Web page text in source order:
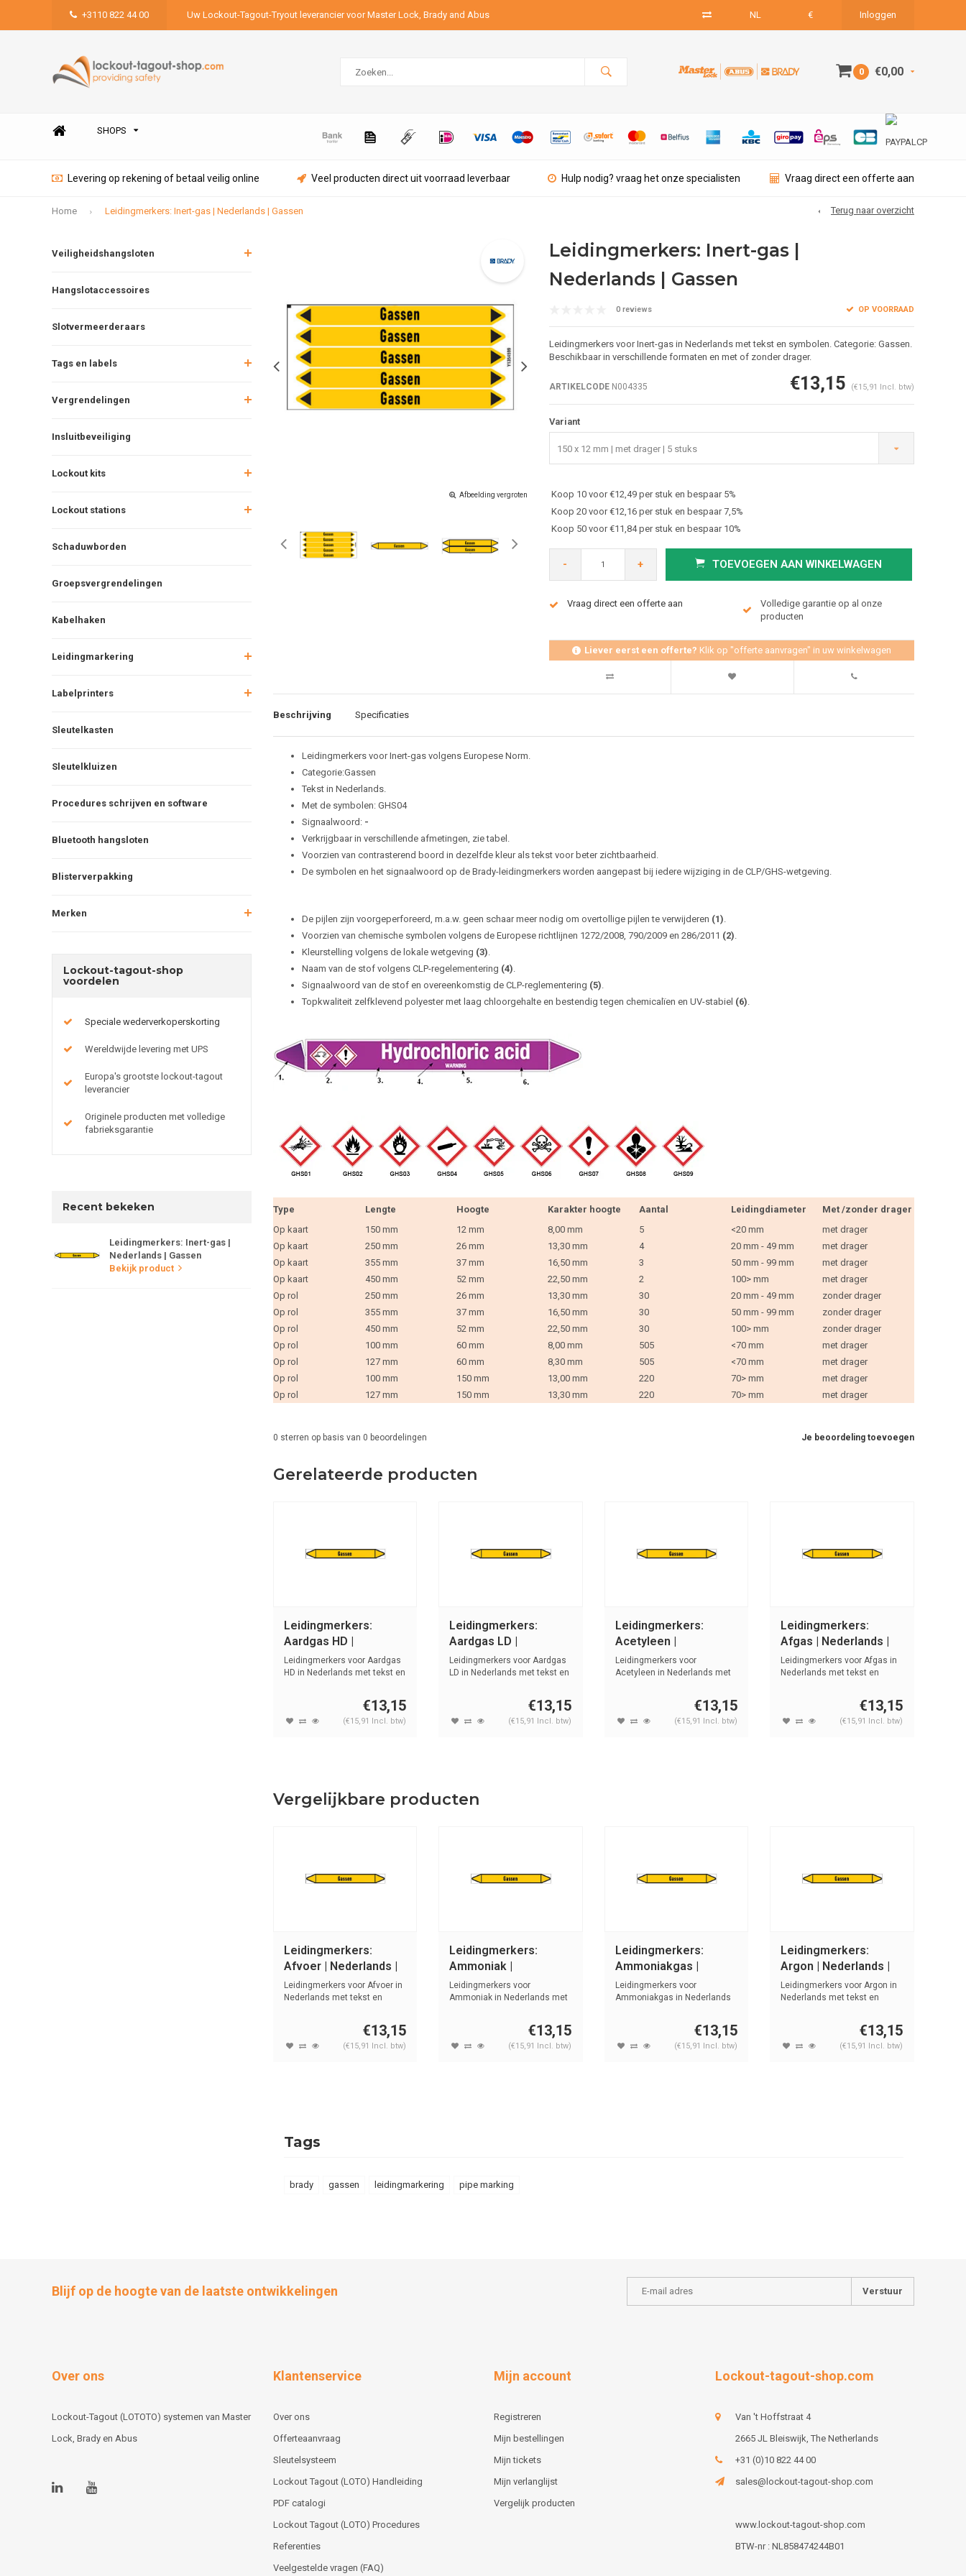
+3110 822 44 00 Uw Lockout-Tagout-Tryout leverancier voor Master Lock, Brady and Abus NL € Inloggen
0 €0,00
SHOPS
Levering op rekening of betaal veilig online Veel producten direct uit voorraad leverbaar Hulp nodig? vraag het onze specialisten Vraag direct een offerte aan
Home Leidingmerkers: Inert-gas | Nederlands | Gassen Terug naar overzicht
Veiligheidshangsloten
Hangslotaccessoires
Slotvermeerderaars
Tags en labels
Vergrendelingen
Insluitbeveiliging
Lockout kits
Lockout stations
Schaduwborden
Groepsvergrendelingen
Kabelhaken
Leidingmarkering
Labelprinters
Sleutelkasten
Sleutelkluizen
Procedures schrijven en software
Bluetooth hangsloten
Blisterverpakking
Merken
Lockout-tagout-shop
voordelen
Speciale wederverkoperskorting
Wereldwijde levering met UPS
Europa's grootste lockout-tagout
leverancier
Originele producten met volledige
fabrieksgarantie
Recent bekeken
Leidingmerkers: Inert-gas |
Nederlands | Gassen
Bekijk product
Afbeelding vergroten Afbeelding vergroten
Leidingmerkers: Inert-gas |
Nederlands | Gassen
0 reviews OP VOORRAAD
Leidingmerkers voor Inert-gas in Nederlands met tekst en symbolen. Categorie: Gassen.
Beschikbaar in verschillende formaten en met of zonder drager.
ARTIKELCODEN004335 €13,15 (€15,91 Incl. btw)
Variant
150 x 12 mm | met drager | 5 stuks
Koop 10 voor €12,49 per stuk en bespaar 5%
Koop 20 voor €12,16 per stuk en bespaar 7,5%
Koop 50 voor €11,84 per stuk en bespaar 10%
- + TOEVOEGEN AAN WINKELWAGEN
Vraag direct een offerte aan
Volledige garantie op al onze
producten
Liever eerst een offerte? Klik op "offerte aanvragen" in uw winkelwagen
Beschrijving Specificaties
Leidingmerkers voor Inert-gas volgens Europese Norm.
Categorie:Gassen
Tekst in Nederlands.
Met de symbolen: GHS04
Signaalwoord:-
Verkrijgbaar in verschillende afmetingen, zie tabel.
Voorzien van contrasterend boord in dezelfde kleur als tekst voor beter zichtbaarheid.
De symbolen en het signaalwoord op de Brady-leidingmerkers worden aangepast bij iedere wijziging in de CLP/GHS-wetgeving.
De pijlen zijn voorgeperforeerd, m.a.w. geen schaar meer nodig om overtollige pijlen te verwijderen (1)
Voorzien van chemische symbolen volgens de Europese richtlijnen 1272/2008, 790/2009 en 286/2011 (2)
Kleurstelling volgens de lokale wetgeving (3)
Naam van de stof volgens CLP-regelementering (4)
Signaalwoord van de stof en overeenkomstig de CLP-reglementering (5)
Topkwaliteit zelfklevend polyester met laag chloorgehalte en bestendig tegen chemicalïen en UV-stabiel (6)
Type Lengte Hoogte Karakter hoogte Aantal Leidingdiameter
Met /zonder drager
Op kaart
150 mm 12 mm 8,00 mm 5 <20 mm
met drager
Op kaart
250 mm 26 mm 13,30 mm 4 20 mm - 49 mm
met drager
Op kaart
355 mm 37 mm 16,50 mm 3 50 mm - 99 mm
met drager
Op kaart
450 mm 52 mm 22,50 mm 2 100> mm
met drager
Op rol
250 mm 26 mm 13,30 mm 30 20 mm - 49 mm
zonder drager
Op rol
355 mm 37 mm 16,50 mm 30 50 mm - 99 mm
zonder drager
Op rol
450 mm 52 mm 22,50 mm 30 100> mm
zonder drager
Op rol
100 mm 60 mm 8,00 mm 505 <70 mm
met drager
Op rol
127 mm 60 mm 8,30 mm 505 <70 mm
met drager
Op rol
100 mm 150 mm 13,00 mm 220 70> mm
met drager
Op rol
127 mm 150 mm 13,30 mm 220 70> mm met drager
Je beoordeling toevoegen
0 sterren op basis van 0 beoordelingen
Gerelateerde producten
Leidingmerkers:
Aardgas HD |
Nederlands | Gassen
Leidingmerkers voor Aardgas
HD in Nederlands met tekst en
€13,15
(€15,91 Incl. btw)
Leidingmerkers:
Aardgas LD |
Nederlands | Gassen
Leidingmerkers voor Aardgas
LD in Nederlands met tekst en
€13,15
(€15,91 Incl. btw)
Leidingmerkers:
Acetyleen |
Nederlands | Gassen
Leidingmerkers voor
Acetyleen in Nederlands met
€13,15
(€15,91 Incl. btw)
Leidingmerkers:
Afgas | Nederlands |
Gassen
Leidingmerkers voor Afgas in
Nederlands met tekst en
€13,15
(€15,91 Incl. btw)
Vergelijkbare producten
Leidingmerkers:
Afvoer | Nederlands |
Gassen
Leidingmerkers voor Afvoer in
Nederlands met tekst en
€13,15
(€15,91 Incl. btw)
Leidingmerkers:
Ammoniak |
Nederlands | Gassen
Leidingmerkers voor
Ammoniak in Nederlands met
€13,15
(€15,91 Incl. btw)
Leidingmerkers:
Ammoniakgas |
Nederlands | Gassen
Leidingmerkers voor
Ammoniakgas in Nederlands
€13,15
(€15,91 Incl. btw)
Leidingmerkers:
Argon | Nederlands |
Gassen
Leidingmerkers voor Argon in
Nederlands met tekst en
€13,15
(€15,91 Incl. btw)
Tags
brady gassen leidingmarkering pipe marking
Blijf op de hoogte van de laatste ontwikkelingen Verstuur
Over ons
Lockout-Tagout (LOTOTO) systemen van Master
Lock, Brady en Abus
Klantenservice
Over ons
Offerteaanvraag
Sleutelsysteem
Lockout Tagout (LOTO) Handleiding
PDF catalogi
Lockout Tagout (LOTO) Procedures
Referenties
Veelgestelde vragen (FAQ)
Mijn account
Registreren
Mijn bestellingen
Mijn tickets
Mijn verlanglijst
Vergelijk producten
Lockout-tagout-shop.com
Van 't Hoffstraat 4
2665 JL Bleiswijk, The Netherlands
+31 (0)10 822 44 00
sales@lockout-tagout-shop.com
www.lockout-tagout-shop.com
BTW-nr : NL858474244B01